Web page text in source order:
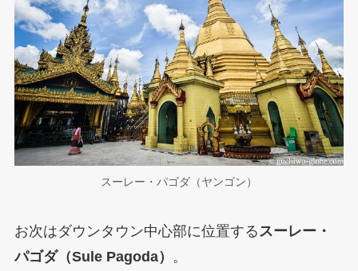
スーレー・パゴダ（ヤンゴン）
お次はダウンタウン中心部に位置するスーレー・
パゴダ（Sule Pagoda） 。